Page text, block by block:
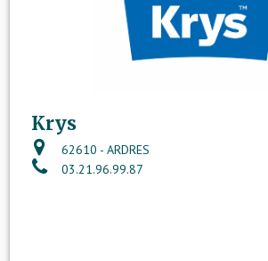
Krys
62610 - ARDRES
03.21.96.99.87